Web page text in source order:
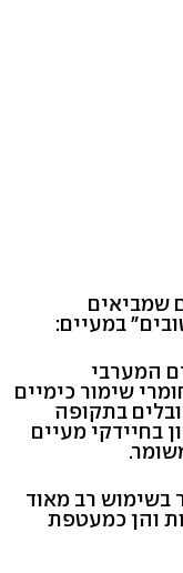
שמביאים
במעיים:
המערבי
שימור כימיים
בתקופה
בחיידקי מעיים
בשימוש רב מאוד
והן כמעטפת